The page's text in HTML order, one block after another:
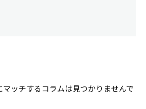
ッチするコラムは見つかりませんで